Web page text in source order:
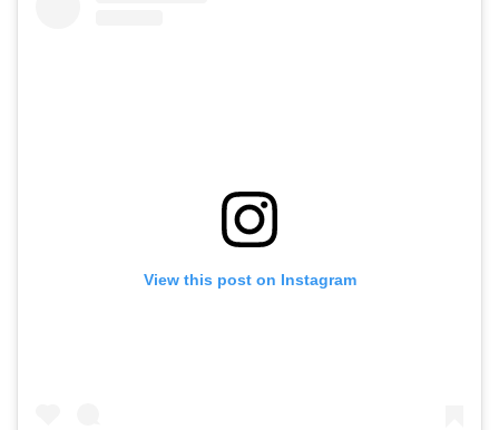
View this post on Instagram